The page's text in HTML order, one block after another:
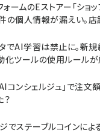
ームのEストアー「ショ
の個人情報が漏えい。
AI学習は禁止に。新規
化ツールの使用ルール
コンシェルジュ」で注文
でステーブルコインに